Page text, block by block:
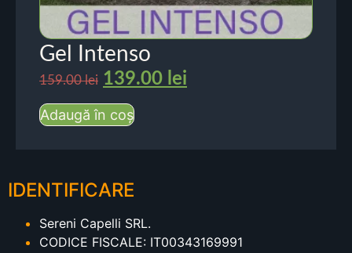
Gel Intenso
159.00lei 139.00 lei
Adaugă în coș
IDENTIFICARE
Sereni Capelli SRL.
CODICE FISCALE: IT00343169991